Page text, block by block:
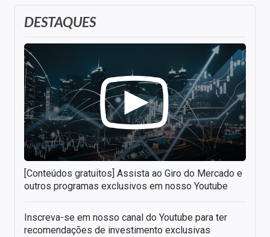
DESTAQUES
[Conteúdos gratuitos] Assista ao Giro do Mercado e
outros programas exclusivos em nosso Youtube
Inscreva-se em nosso canal do Youtube para ter
recomendações de investimento exclusivas